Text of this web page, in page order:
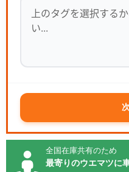
全国在庫共有のため
最寄りのウエマツに